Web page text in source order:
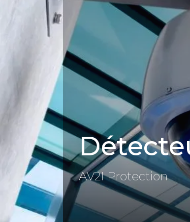
AV2I Protection
Panneau de gestion des cookies